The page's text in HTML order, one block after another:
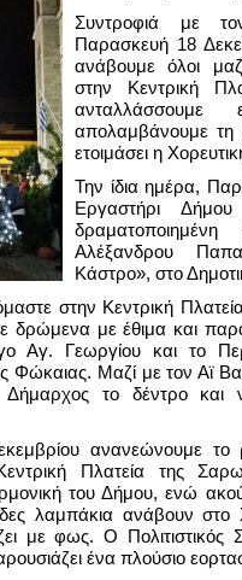
Συντροφιά με
Παρασκευή 18
ανάβουμε όλοι
στην Κεντρική
απολαμβάνουμε τη
ετοιμάσει η
Την ίδια ημέρα,
Εργαστήρι
Αλέξανδρου
Κάστρο», στο
στην Κεντρική
δρώμενα με έθιμα και
Αγ. Γεωργίου και το
Φώκαιας. Μαζί με τον Αϊ
το δέντρο και
ανανεώνουμε το
Πλατεία της
του Δήμου, ενώ
λαμπάκια ανάβουν στο
με φως. Ο Πολιτιστικός
ένα πλούσιο